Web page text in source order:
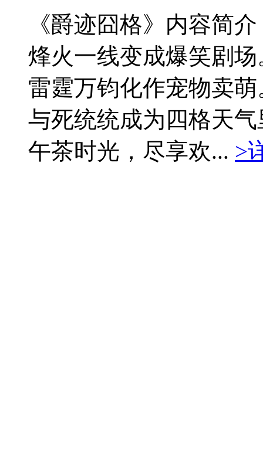
《爵迹囧格》内容简
烽火一线变成爆笑剧
雷霆万钧化作宠物卖
与死统统成为四格天
午茶时光，尽享欢... >